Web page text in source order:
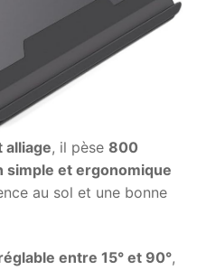
alliage, il pèse 800
simple et ergonomique
au sol et une bonne
entre 15° et 90°,